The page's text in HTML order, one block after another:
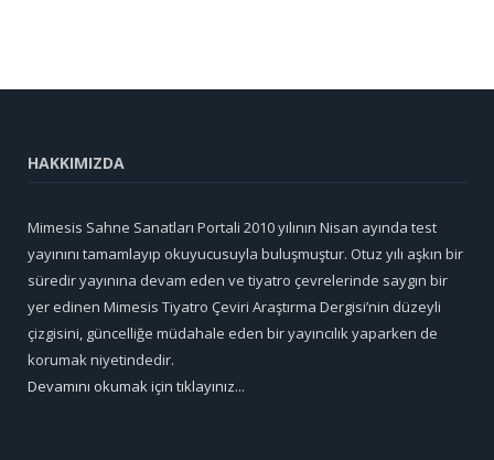
HAKKIMIZDA
Mimesis Sahne Sanatları Portali 2010 yılının Nisan ayında test
yayınını tamamlayıp okuyucusuyla buluşmuştur. Otuz yılı aşkın bir
süredir yayınına devam eden ve tiyatro çevrelerinde saygın bir
yer edinen Mimesis Tiyatro Çeviri Araştırma Dergisi’nin düzeyli
çizgisini, güncelliğe müdahale eden bir yayıncılık yaparken de
korumak niyetindedir.
Devamını okumak için tıklayınız...